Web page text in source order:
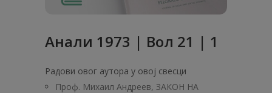
Анaли 1973 | Вол 21 | 1
Радови овог аутора у овој свесци
Проф. Михаил Андреев, ЗАКОН НА